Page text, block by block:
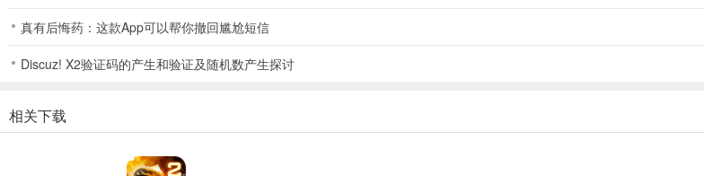
真有后悔药：这款App可以帮你撤回尴尬短信
Discuz! X2验证码的产生和验证及随机数产生探讨
相关下载